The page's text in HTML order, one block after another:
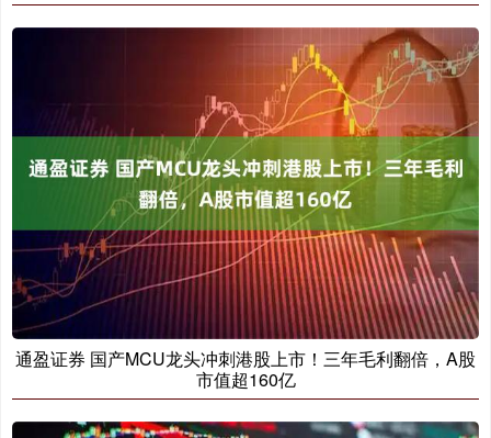
通盈证券 国产MCU龙头冲刺港股上市！三年毛利翻倍，A股
市值超160亿